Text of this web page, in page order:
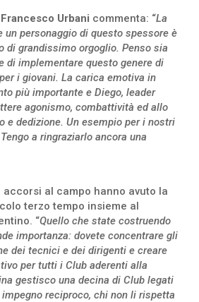
Francesco Urbani commenta: “La
personaggio di questo spessore è
di grandissimo orgoglio. Penso sia
di implementare questo genere di
i giovani. La carica emotiva in
più importante e Diego, leader
agonismo, combattività ed allo
e dedizione. Un esempio per i nostri
a ringraziarlo ancora una
al campo hanno avuto la
terzo tempo insieme al
“Quello che state costruendo
importanza: dovete concentrare gli
dei tecnici e dei dirigenti e creare
per tutti i Club aderenti alla
gestisco una decina di Club legati
reciproco, chi non li rispetta